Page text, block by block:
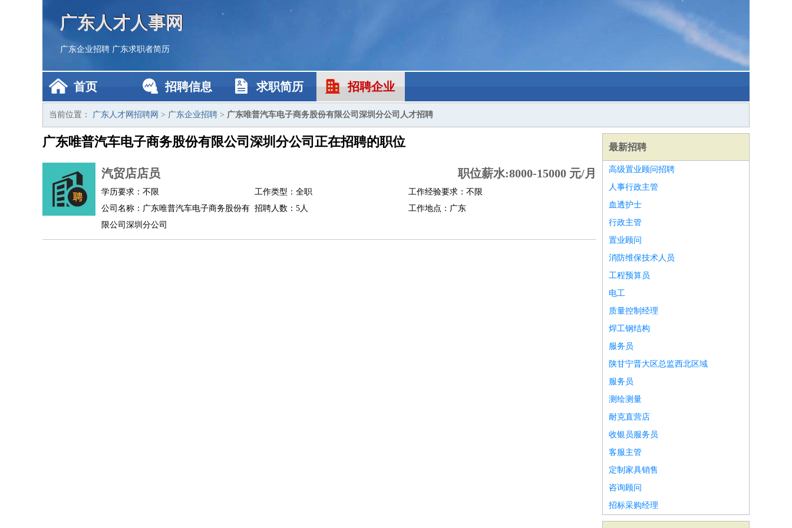
广东人才人事网
广东企业招聘 广东求职者简历
首页 招聘信息 求职简历 招聘企业
当前位置： 广东人才网招聘网 > 广东企业招聘 > 广东唯普汽车电子商务股份有限公司深圳分公司人才招聘
广东唯普汽车电子商务股份有限公司深圳分公司正在招聘的职位
汽贸店店员 职位薪水:8000-15000 元/月
学历要求：不限 工作类型：全职
工作经验要求：不限
公司名称：广东唯普汽车电子商务股份有
限公司深圳分公司
招聘人数：5人 工作地点：广东
最新招聘
高级置业顾问招聘
人事行政主管
血透护士
行政主管
置业顾问
消防维保技术人员
工程预算员
电工
质量控制经理
焊工钢结构
服务员
陕甘宁晋大区总监西北区域
服务员
测绘测量
耐克直营店
收银员服务员
客服主管
定制家具销售
咨询顾问
招标采购经理